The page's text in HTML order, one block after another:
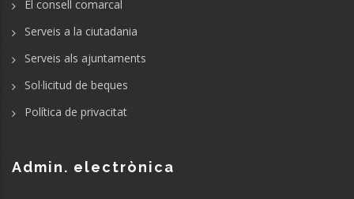
El consell comarcal
Serveis a la ciutadania
Serveis als ajuntaments
Sol·licitud de beques
Política de privacitat
Admin. electrònica